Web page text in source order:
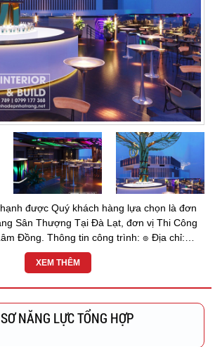
được Quý khách hàng lựa chọn là đơn
Sân Thượng Tại Đà Lạt, đơn vị Thi Công
Đồng. Thông tin công trình: ๏ Địa chỉ:
XEM THÊM
NĂNG LỰC TỔNG HỢP